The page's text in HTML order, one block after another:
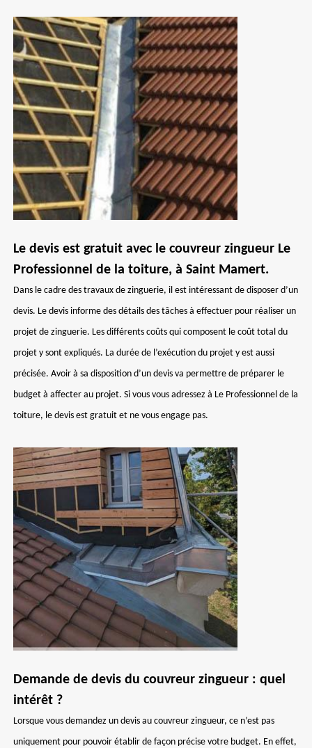
Le devis est gratuit avec le couvreur zingueur Le
Professionnel de la toiture, à Saint Mamert.
Dans le cadre des travaux de zinguerie, il est intéressant de disposer d’un
devis. Le devis informe des détails des tâches à effectuer pour réaliser un
projet de zinguerie. Les différents coûts qui composent le coût total du
projet y sont expliqués. La durée de l’exécution du projet y est aussi
précisée. Avoir à sa disposition d’un devis va permettre de préparer le
budget à affecter au projet. Si vous vous adressez à Le Professionnel de la
toiture, le devis est gratuit et ne vous engage pas.
Demande de devis du couvreur zingueur : quel
intérêt ?
Lorsque vous demandez un devis au couvreur zingueur, ce n’est pas
uniquement pour pouvoir établir de façon précise votre budget. En effet,